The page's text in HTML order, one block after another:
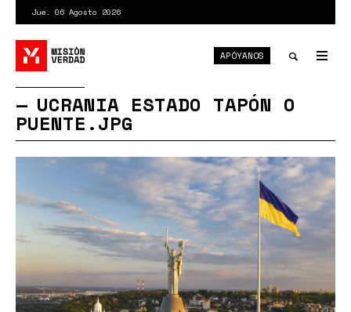
contenido
principal
Jue. 06 Agosto 2026
APÓYANOS
UCRANIA ESTADO TAPÓN O
PUENTE.JPG